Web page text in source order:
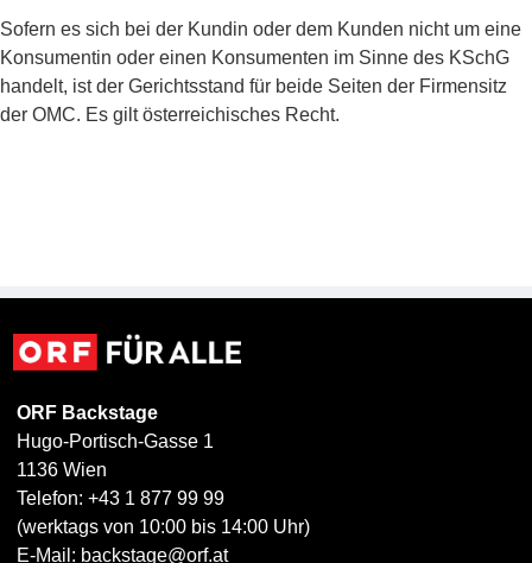
Sofern es sich bei der Kundin oder dem Kunden nicht um eine
Konsumentin oder einen Konsumenten im Sinne des KSchG
handelt, ist der Gerichtsstand für beide Seiten der Firmensitz
der OMC. Es gilt österreichisches Recht.
ORF Backstage
Hugo-Portisch-Gasse 1
1136 Wien
Telefon: +43 1 877 99 99
(werktags von 10:00 bis 14:00 Uhr)
E-Mail: backstage@orf.at